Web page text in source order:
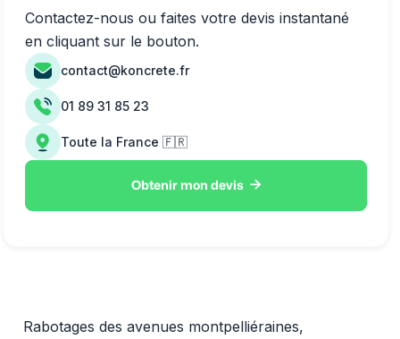
Rabotages des avenues montpelliéraines,
Contactez-nous ou faites votre devis instantané
en cliquant sur le bouton.
contact@koncrete.fr
01 89 31 85 23
Toute la France 🇫🇷
Obtenir mon devis 